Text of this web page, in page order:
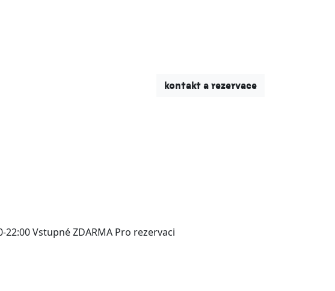
kontakt a rezervace
Vstupné ZDARMA Pro rezervaci